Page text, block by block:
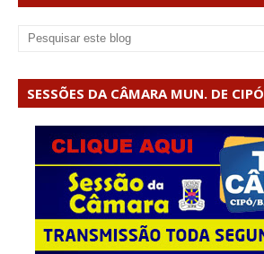
SESSÕES DA CÂMARA MUN. DE CIPÓ